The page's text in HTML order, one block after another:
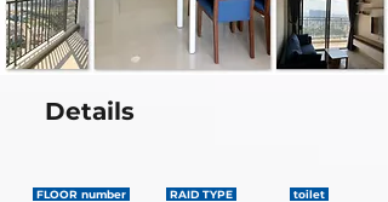
Details
FLOOR number
RAID TYPE
toilet